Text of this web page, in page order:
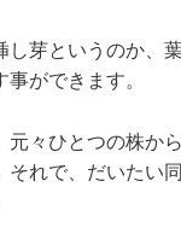
し芽というのか、
ができます。
元々ひとつの株か
それで、だいたい